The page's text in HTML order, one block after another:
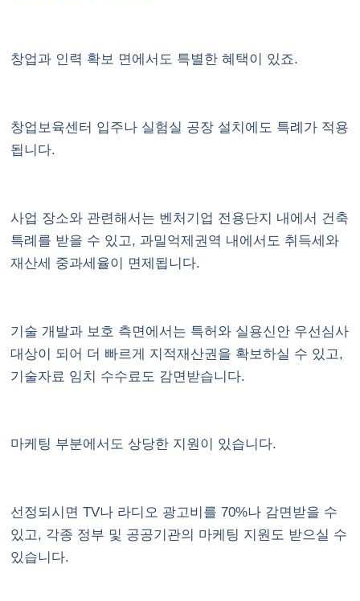
창업과 인력 확보 면에서도 특별한 혜택이 있죠.
창업보육센터 입주나 실험실 공장 설치에도 특례가 적용
됩니다.
사업 장소와 관련해서는 벤처기업 전용단지 내에서 건축
특례를 받을 수 있고, 과밀억제권역 내에서도 취득세와
재산세 중과세율이 면제됩니다.
기술 개발과 보호 측면에서는 특허와 실용신안 우선심사
대상이 되어 더 빠르게 지적재산권을 확보하실 수 있고,
기술자료 임치 수수료도 감면받습니다.
마케팅 부분에서도 상당한 지원이 있습니다.
선정되시면 TV나 라디오 광고비를 70%나 감면받을 수
있고, 각종 정부 및 공공기관의 마케팅 지원도 받으실 수
있습니다.